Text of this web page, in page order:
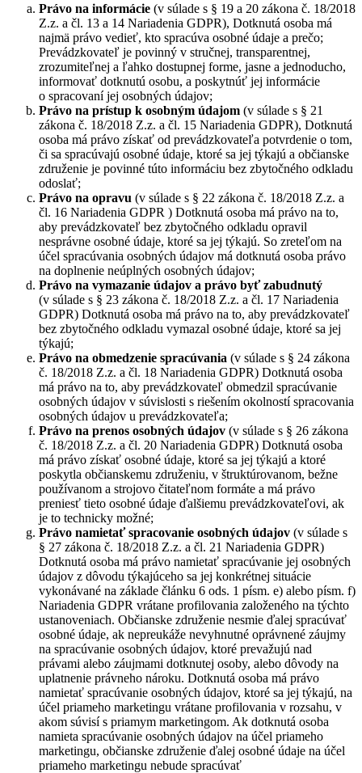
Právo na informácie (v súlade s § 19 a 20 zákona č. 18/2018
Z.z. a čl. 13 a 14 Nariadenia GDPR), Dotknutá osoba má
najmä právo vedieť, kto spracúva osobné údaje a prečo;
Prevádzkovateľ je povinný v stručnej, transparentnej,
zrozumiteľnej a ľahko dostupnej forme, jasne a jednoducho,
informovať dotknutú osobu, a poskytnúť jej informácie
o spracovaní jej osobných údajov;
Právo na prístup k osobným údajom (v súlade s § 21
zákona č. 18/2018 Z.z. a čl. 15 Nariadenia GDPR), Dotknutá
osoba má právo získať od prevádzkovateľa potvrdenie o tom,
či sa spracúvajú osobné údaje, ktoré sa jej týkajú a občianske
združenie je povinné túto informáciu bez zbytočného odkladu
odoslať;
Právo na opravu (v súlade s § 22 zákona č. 18/2018 Z.z. a
čl. 16 Nariadenia GDPR ) Dotknutá osoba má právo na to,
aby prevádzkovateľ bez zbytočného odkladu opravil
nesprávne osobné údaje, ktoré sa jej týkajú. So zreteľom na
účel spracúvania osobných údajov má dotknutá osoba právo
na doplnenie neúplných osobných údajov;
Právo na vymazanie údajov a právo byť zabudnutý
(v súlade s § 23 zákona č. 18/2018 Z.z. a čl. 17 Nariadenia
GDPR) Dotknutá osoba má právo na to, aby prevádzkovateľ
bez zbytočného odkladu vymazal osobné údaje, ktoré sa jej
týkajú;
Právo na obmedzenie spracúvania (v súlade s § 24 zákona
č. 18/2018 Z.z. a čl. 18 Nariadenia GDPR) Dotknutá osoba
má právo na to, aby prevádzkovateľ obmedzil spracúvanie
osobných údajov v súvislosti s riešením okolností spracovania
osobných údajov u prevádzkovateľa;
Právo na prenos osobných údajov (v súlade s § 26 zákona
č. 18/2018 Z.z. a čl. 20 Nariadenia GDPR) Dotknutá osoba
má právo získať osobné údaje, ktoré sa jej týkajú a ktoré
poskytla občianskemu združeniu, v štruktúrovanom, bežne
používanom a strojovo čitateľnom formáte a má právo
preniesť tieto osobné údaje ďalšiemu prevádzkovateľovi, ak
je to technicky možné;
Právo namietať spracovanie osobných údajov (v súlade s
§ 27 zákona č. 18/2018 Z.z. a čl. 21 Nariadenia GDPR)
Dotknutá osoba má právo namietať spracúvanie jej osobných
údajov z dôvodu týkajúceho sa jej konkrétnej situácie
vykonávané na základe článku 6 ods. 1 písm. e) alebo písm. f)
Nariadenia GDPR vrátane profilovania založeného na týchto
ustanoveniach. Občianske združenie nesmie ďalej spracúvať
osobné údaje, ak nepreukáže nevyhnutné oprávnené záujmy
na spracúvanie osobných údajov, ktoré prevažujú nad
právami alebo záujmami dotknutej osoby, alebo dôvody na
uplatnenie právneho nároku. Dotknutá osoba má právo
namietať spracúvanie osobných údajov, ktoré sa jej týkajú, na
účel priameho marketingu vrátane profilovania v rozsahu, v
akom súvisí s priamym marketingom. Ak dotknutá osoba
namieta spracúvanie osobných údajov na účel priameho
marketingu, občianske združenie ďalej osobné údaje na účel
priameho marketingu nebude spracúvať